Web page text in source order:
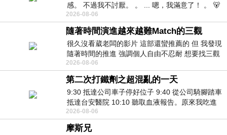
感。 不過我不討厭。 。 ... 嗯，我滿意了！ 。 🐻
昨中
2026-08-06
隨著時間演進越來越難Match的三觀
很久沒看葳老闆的影片 這部還蠻推薦的 但 我發現
隨著時間的推進 強調個人自由不忍耐 想要找三觀
接近的不要說對象 連朋友都超
2026-08-06
第二次打鐵劑之超混亂的一天
9:30 抵達公司車子停好位子 9:40 從公司騎腳踏車
抵達台安醫院 10:10 聽取血液報告。原來我吃進
去的 B12 彌可保並非沒有吸收而是超
2026-08-06
摩斯兄